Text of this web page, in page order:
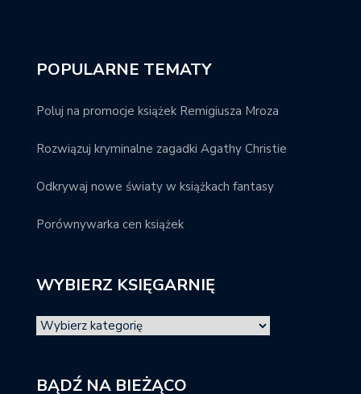
POPULARNE TEMATY
Poluj na promocje książek Remigiusza Mroza
Rozwiązuj kryminalne zagadki Agathy Christie
Odkrywaj nowe światy w książkach fantasy
Porównywarka cen książek
WYBIERZ KSIĘGARNIĘ
BĄDŹ NA BIEŻĄCO